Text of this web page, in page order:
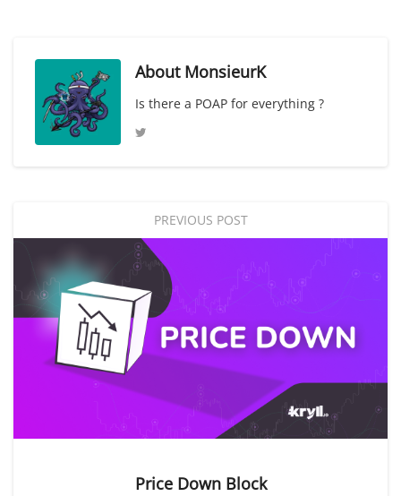
About MonsieurK
Is there a POAP for everything ?
PREVIOUS POST
Price Down Block